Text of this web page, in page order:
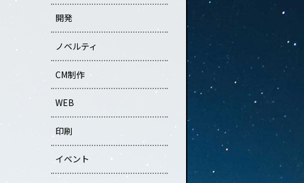
開発
ノベルティ
CM制作
WEB
印刷
イベント